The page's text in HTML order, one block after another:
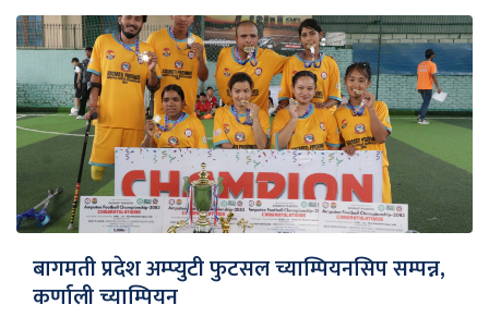
बागमती प्रदेश अम्प्युटी फुटसल च्याम्पियनसिप सम्पन्न,
कर्णाली च्याम्पियन